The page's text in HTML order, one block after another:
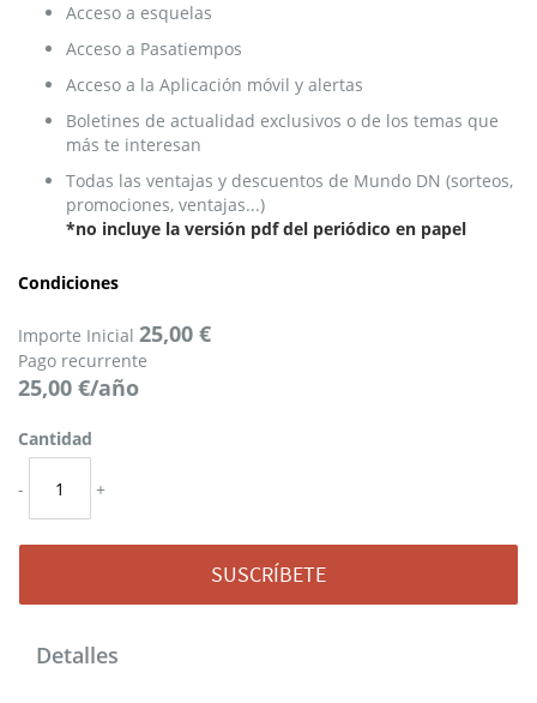
Acceso a esquelas
Acceso a Pasatiempos
Acceso a la Aplicación móvil y alertas
Boletines de actualidad exclusivos o de los temas que
más te interesan
Todas las ventajas y descuentos de Mundo DN (sorteos,
promociones, ventajas...)
*no incluye la versión pdf del periódico en papel
Condiciones
Importe Inicial 25,00 €
Pago recurrente
25,00 €/año
Cantidad
- +
SUSCRÍBETE
Detalles